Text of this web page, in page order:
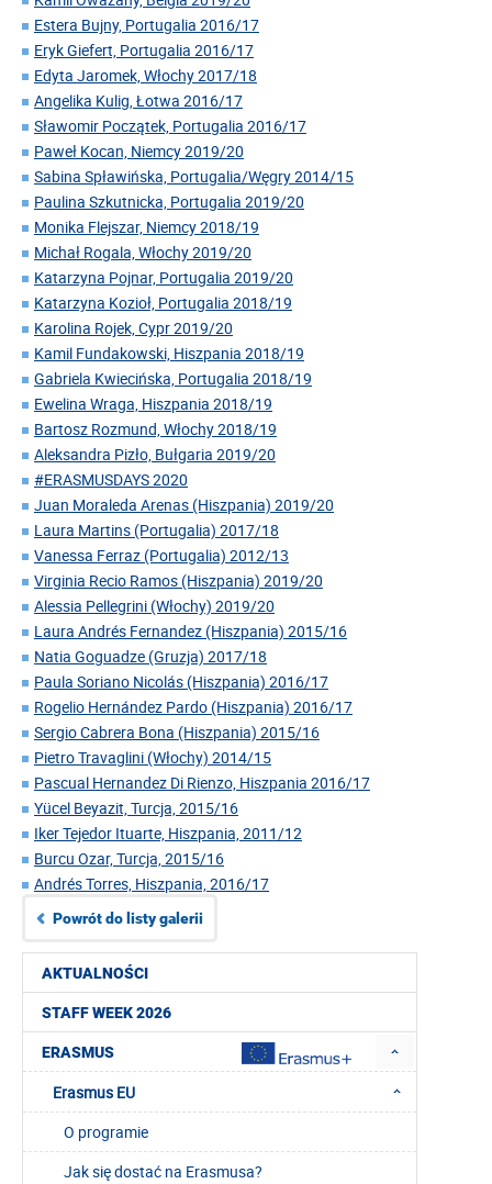
AKTUALNOŚCI
STAFF WEEK 2026
ERASMUS
Erasmus EU
O programie
Jak się dostać na Erasmusa?
Estera Bujny, Portugalia 2016/17
Eryk Giefert, Portugalia 2016/17
Edyta Jaromek, Włochy 2017/18
Angelika Kulig, Łotwa 2016/17
Sławomir Początek, Portugalia 2016/17
Paweł Kocan, Niemcy 2019/20
Sabina Spławińska, Portugalia/Węgry 2014/15
Paulina Szkutnicka, Portugalia 2019/20
Monika Flejszar, Niemcy 2018/19
Michał Rogala, Włochy 2019/20
Katarzyna Pojnar, Portugalia 2019/20
Katarzyna Kozioł, Portugalia 2018/19
Karolina Rojek, Cypr 2019/20
Kamil Fundakowski, Hiszpania 2018/19
Gabriela Kwiecińska, Portugalia 2018/19
Ewelina Wraga, Hiszpania 2018/19
Bartosz Rozmund, Włochy 2018/19
Aleksandra Pizło, Bułgaria 2019/20
#ERASMUSDAYS 2020
Juan Moraleda Arenas (Hiszpania) 2019/20
Laura Martins (Portugalia) 2017/18
Vanessa Ferraz (Portugalia) 2012/13
Virginia Recio Ramos (Hiszpania) 2019/20
Alessia Pellegrini (Włochy) 2019/20
Laura Andrés Fernandez (Hiszpania) 2015/16
Natia Goguadze (Gruzja) 2017/18
Paula Soriano Nicolás (Hiszpania) 2016/17
Rogelio Hernández Pardo (Hiszpania) 2016/17
Sergio Cabrera Bona (Hiszpania) 2015/16
Pietro Travaglini (Włochy) 2014/15
Pascual Hernandez Di Rienzo, Hiszpania 2016/17
Yücel Beyazit, Turcja, 2015/16
Iker Tejedor Ituarte, Hiszpania, 2011/12
Burcu Ozar, Turcja, 2015/16
Andrés Torres, Hiszpania, 2016/17
Powrót do listy galerii